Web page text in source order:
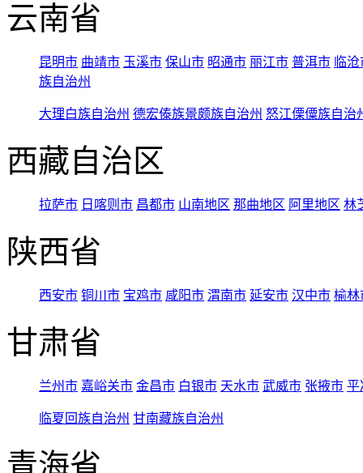
云南省
昆明市 曲靖市 玉溪市 保山市 昭通市 丽江市 普洱市 临
族自治州
大理白族自治州 德宏傣族景颇族自治州 怒江傈僳族自治
西藏自治区
拉萨市 日喀则市 昌都市 山南地区 那曲地区 阿里地区 林
陕西省
西安市 铜川市 宝鸡市 咸阳市 渭南市 延安市 汉中市 榆林
甘肃省
兰州市 嘉峪关市 金昌市 白银市 天水市 武威市 张掖市 平
临夏回族自治州 甘南藏族自治州
青海省